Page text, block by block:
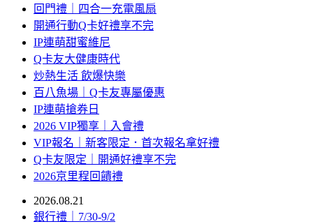
回門禮｜四合一充電風扇
開通行動Q卡好禮享不完
IP連萌甜蜜維尼
Q卡友大健康時代
炒熱生活 飲爆快樂
百八魚場｜Q卡友專屬優惠
IP連萌搶券日
2026 VIP獨享｜入會禮
VIP報名｜新客限定．首次報名拿好禮
Q卡友限定｜開通好禮享不完
2026京里程回饋禮
2026.08.21
銀行禮｜7/30-9/2